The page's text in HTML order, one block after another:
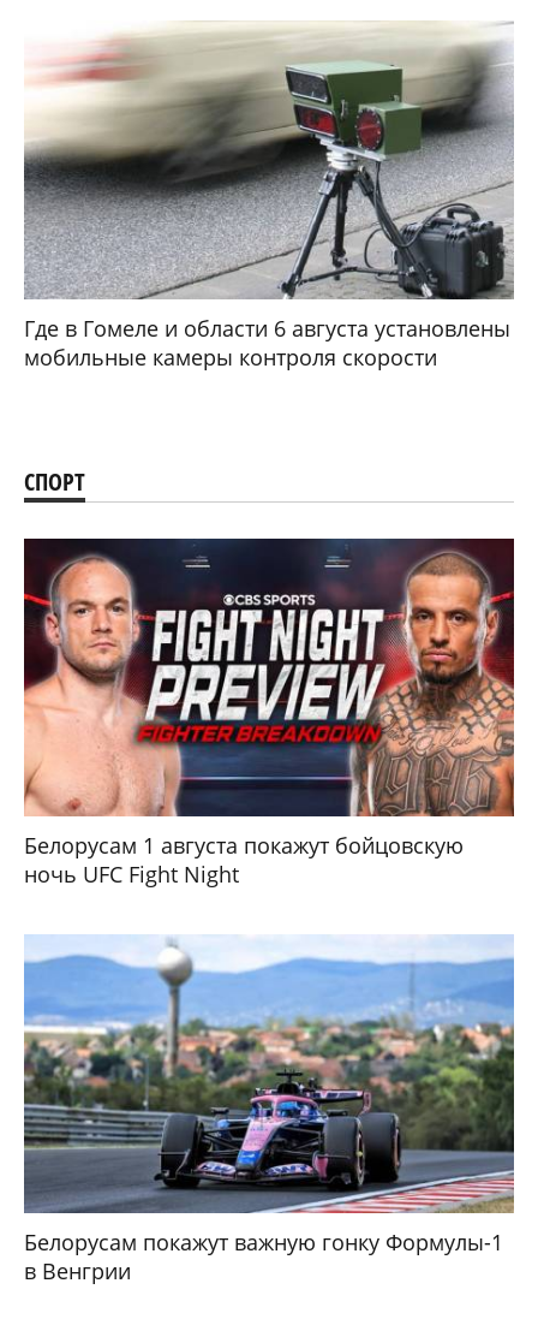
Где в Гомеле и области 6 августа установлены
мобильные камеры контроля скорости
СПОРТ
Белорусам 1 августа покажут бойцовскую
ночь UFC Fight Night
Белорусам покажут важную гонку Формулы-1
в Венгрии